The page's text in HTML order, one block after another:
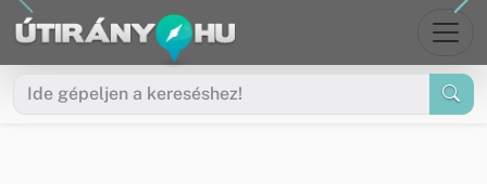
Ugrás a menüre
Ugrás a tartalomra